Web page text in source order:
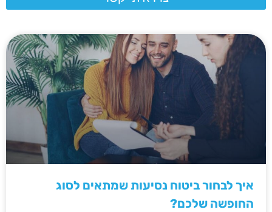
איך לבחור ביטוח נסיעות שמתאים לסוג
החופשה שלכם?